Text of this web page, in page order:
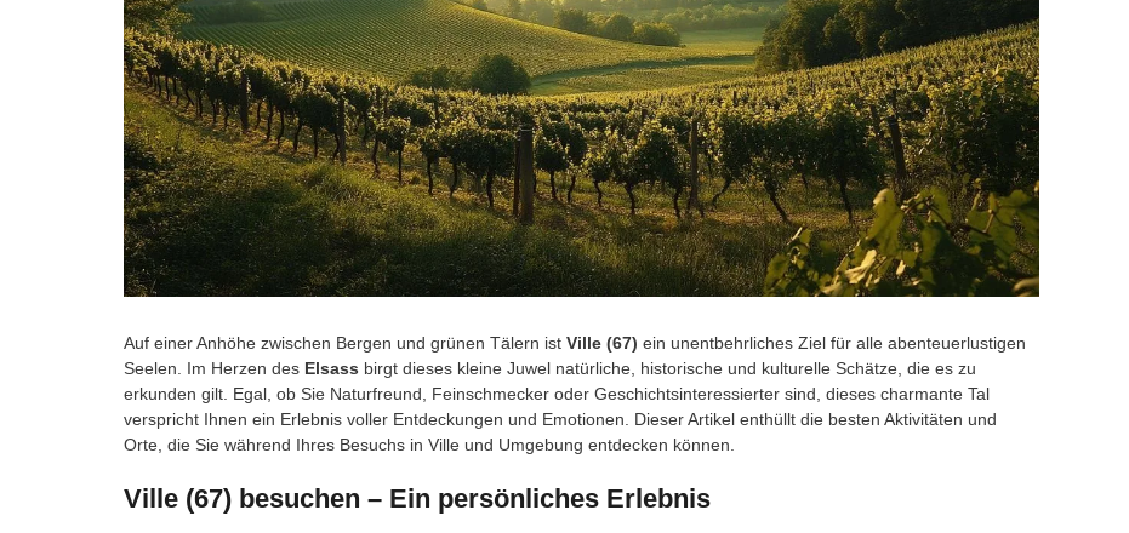
Auf einer Anhöhe zwischen Bergen und grünen Tälern ist Ville (67) ein unentbehrliches Ziel für alle abenteuerlustigen
Seelen. Im Herzen des Elsass birgt dieses kleine Juwel natürliche, historische und kulturelle Schätze, die es zu
erkunden gilt. Egal, ob Sie Naturfreund, Feinschmecker oder Geschichtsinteressierter sind, dieses charmante Tal
verspricht Ihnen ein Erlebnis voller Entdeckungen und Emotionen. Dieser Artikel enthüllt die besten Aktivitäten und
Orte, die Sie während Ihres Besuchs in Ville und Umgebung entdecken können.
Ville (67) besuchen – Ein persönliches Erlebnis